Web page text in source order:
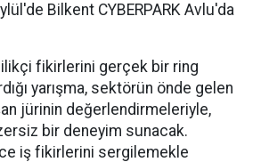
Bilkent CYBERPARK Avlu'da
fikirlerini gerçek bir ring
yarışma, sektörün önde gelen
jürinin değerlendirmeleriyle,
bir deneyim sunacak.
iş fikirlerini sergilemekle